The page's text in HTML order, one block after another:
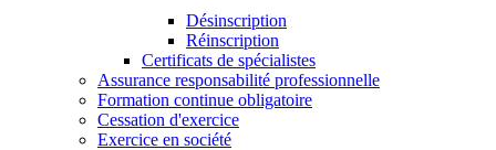
Désinscription
Réinscription
Certificats de spécialistes
Assurance responsabilité professionnelle
Formation continue obligatoire
Cessation d'exercice
Exercice en société